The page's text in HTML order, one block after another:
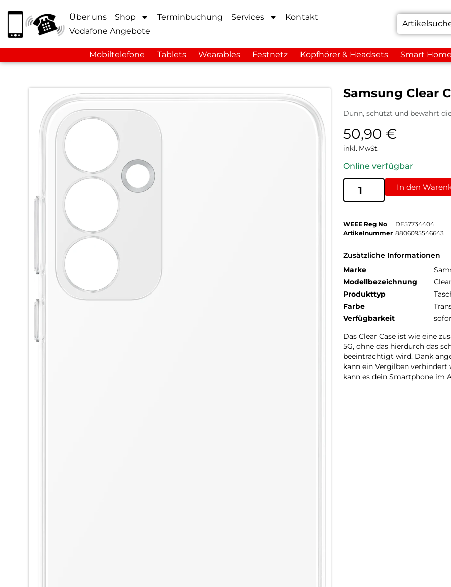
Über uns Shop Terminbuchung Services
Kontakt
Vodafone Angebote
Mobiltelefone Tablets Wearables Festnetz Kopfhörer & Headsets Smart
Samsung Clear
Dünn, schützt und bewahrt
50,90 €
inkl. MwSt.
Online verfügbar
In den
WEEE Reg No
DE57734404
Artikelnummer 8806095546643
Zusätzliche Informationen
Marke
Modellbezeichnung
Produkttyp
Farbe
Verfügbarkeit
Das Clear Case ist wie eine
5G, ohne das hierdurch das
beeinträchtigt wird. Dank
kann ein Vergilben
kann es dein Smartphone im